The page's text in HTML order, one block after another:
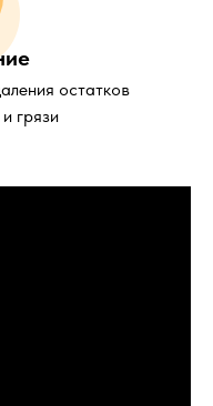
остатков
грязи